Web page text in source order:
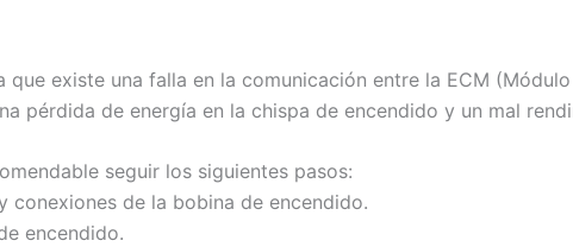
que existe una falla en la comunicación entre la ECM
pérdida de energía en la chispa de encendido y un mal
seguir los siguientes pasos:
conexiones de la bobina de encendido.
encendido.